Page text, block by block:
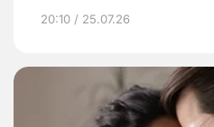
20:10 / 25.07.26